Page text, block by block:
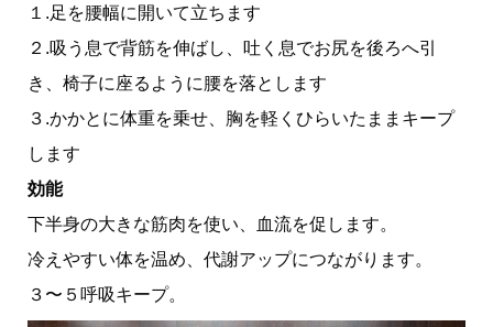
１.足を腰幅に開いて立ちます
２.吸う息で背筋を伸ばし、吐く息でお尻を後ろへ引
き、椅子に座るように腰を落とします
３.かかとに体重を乗せ、胸を軽くひらいたままキープ
します
効能
下半身の大きな筋肉を使い、血流を促します。
冷えやすい体を温め、代謝アップにつながります。
３〜５呼吸キープ。